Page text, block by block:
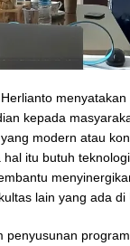
kepada
modern atau
hal itu butuh
lain yang ada di
penyusunan